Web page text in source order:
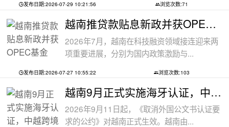
发布日期:2026-07-29 10:21:56 浏览次数:71
越南推贷款贴息新政并获OPEC基金5000万美
2026年7月，越南在科技融资领域接连迎来两
项重要进展，分别为国内政策激励与...
发布日期:2026-07-27 10:55:22 浏览次数:103
越南9月正式实施海牙认证，中越跨境文件
2026年9月11日起，《取消外国公文书认证要
求的公约》对越南正式生效。越南由...